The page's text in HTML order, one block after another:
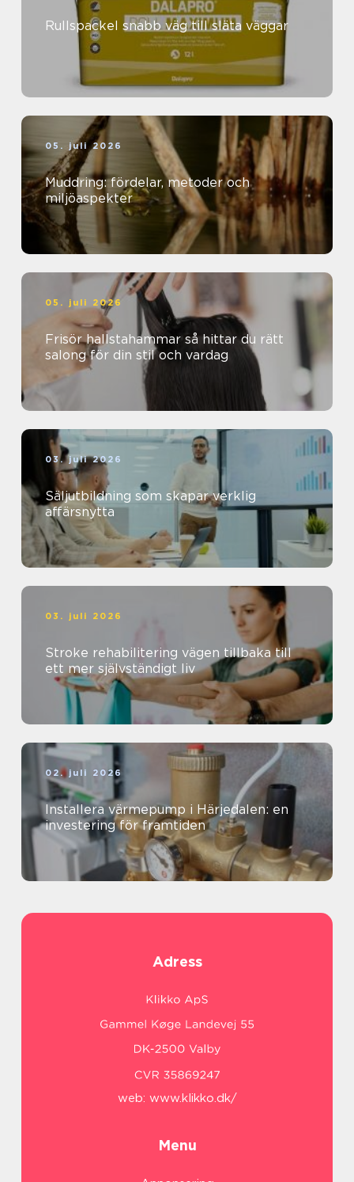
Rullspackel snabb väg till släta väggar
05. juli 2026
Muddring: fördelar, metoder och
miljöaspekter
05. juli 2026
Frisör hallstahammar så hittar du rätt
salong för din stil och vardag
03. juli 2026
Säljutbildning som skapar verklig
affärsnytta
03. juli 2026
Stroke rehabilitering vägen tillbaka till
ett mer självständigt liv
02. juli 2026
Installera värmepump i Härjedalen: en
investering för framtiden
Adress
web: www.klikko.dk/
Menu